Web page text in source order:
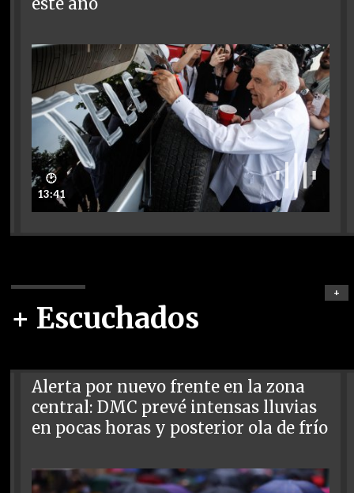
🕑
13:41
+ Escuchados
+
Alerta por nuevo frente en la zona
central: DMC prevé intensas lluvias
en pocas horas y posterior ola de frío